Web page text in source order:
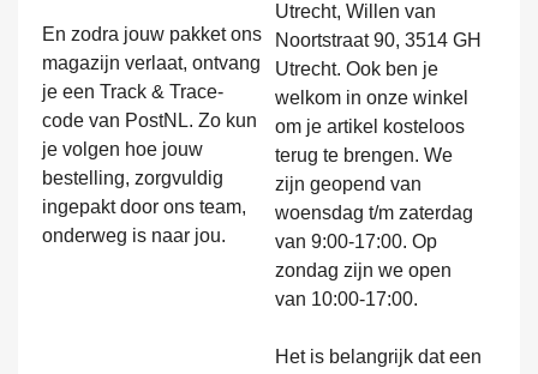
En zodra jouw pakket ons
magazijn verlaat, ontvang
je een Track & Trace-
code van PostNL. Zo kun
je volgen hoe jouw
bestelling, zorgvuldig
ingepakt door ons team,
onderweg is naar jou.
Utrecht, Willen van
Noortstraat 90, 3514 GH
Utrecht. Ook ben je
welkom in onze winkel
om je artikel kosteloos
terug te brengen. We
zijn geopend van
woensdag t/m zaterdag
van 9:00-17:00. Op
zondag zijn we open
van 10:00-17:00.
Het is belangrijk dat een